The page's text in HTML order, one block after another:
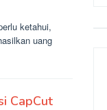
ketahui,
uang
CapCut